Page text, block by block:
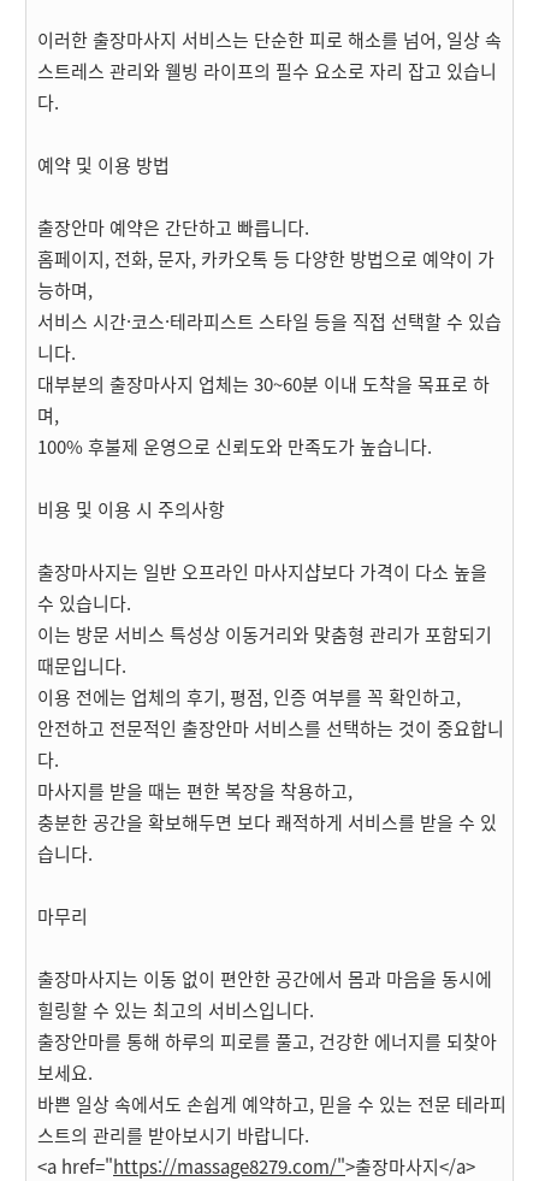
이러한 출장마사지 서비스는 단순한 피로 해소를 넘어, 일상 속
스트레스 관리와 웰빙 라이프의 필수 요소로 자리 잡고 있습니
다.
예약 및 이용 방법
출장안마 예약은 간단하고 빠릅니다.
홈페이지, 전화, 문자, 카카오톡 등 다양한 방법으로 예약이 가
능하며,
서비스 시간·코스·테라피스트 스타일 등을 직접 선택할 수 있습
니다.
대부분의 출장마사지 업체는 30~60분 이내 도착을 목표로 하
며,
100% 후불제 운영으로 신뢰도와 만족도가 높습니다.
비용 및 이용 시 주의사항
출장마사지는 일반 오프라인 마사지샵보다 가격이 다소 높을
수 있습니다.
이는 방문 서비스 특성상 이동거리와 맞춤형 관리가 포함되기
때문입니다.
이용 전에는 업체의 후기, 평점, 인증 여부를 꼭 확인하고,
안전하고 전문적인 출장안마 서비스를 선택하는 것이 중요합니
다.
마사지를 받을 때는 편한 복장을 착용하고,
충분한 공간을 확보해두면 보다 쾌적하게 서비스를 받을 수 있
습니다.
마무리
출장마사지는 이동 없이 편안한 공간에서 몸과 마음을 동시에
힐링할 수 있는 최고의 서비스입니다.
출장안마를 통해 하루의 피로를 풀고, 건강한 에너지를 되찾아
보세요.
바쁜 일상 속에서도 손쉽게 예약하고, 믿을 수 있는 전문 테라피
스트의 관리를 받아보시기 바랍니다.
<a href="https://massage8279.com/">출장마사지</a>